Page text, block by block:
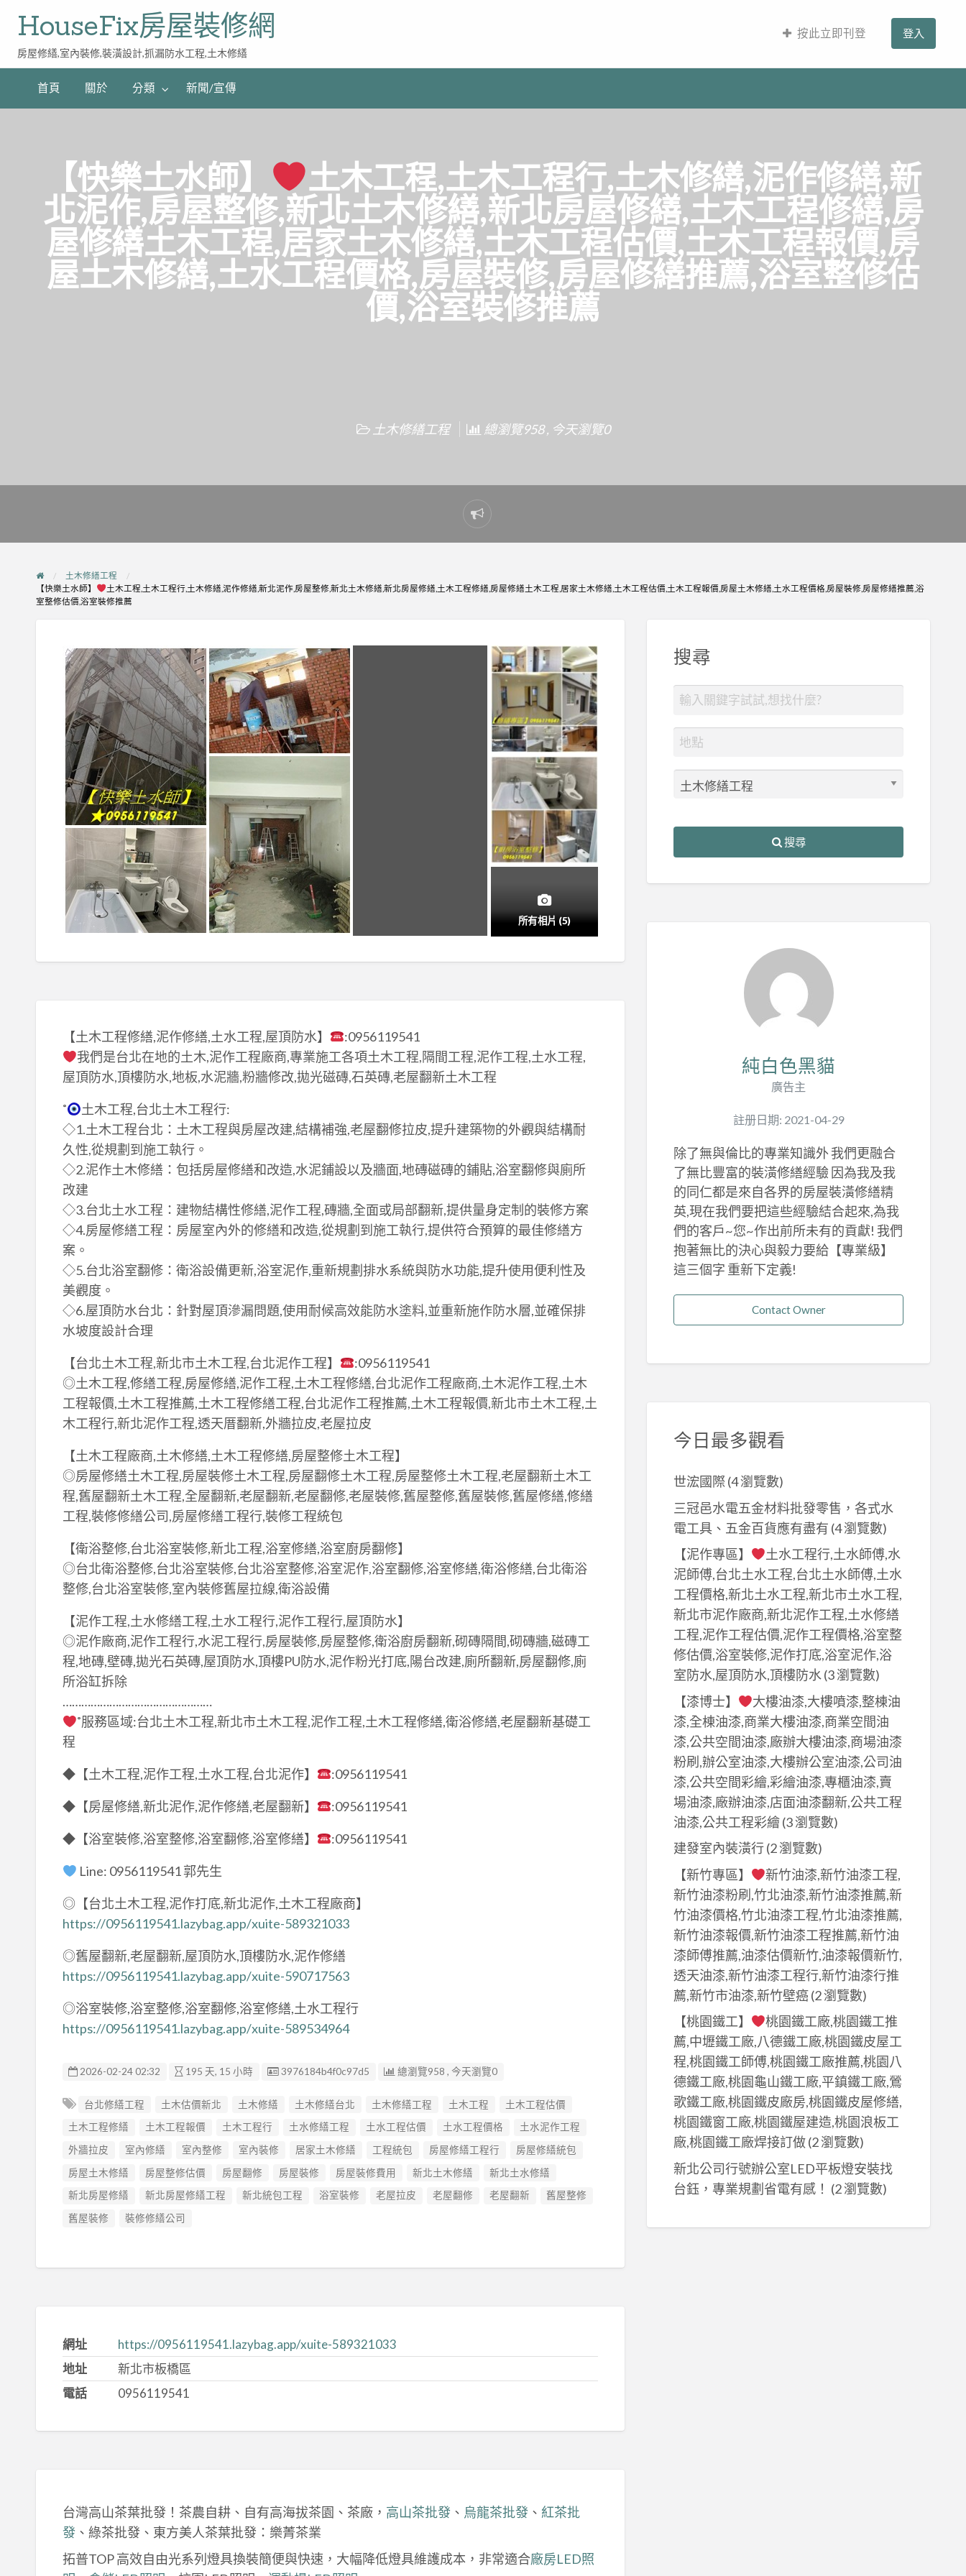
HouseFix房屋裝修網
房屋修繕,室內裝修,裝潢設計,抓漏防水工程,土木修繕
按此立即刊登 登入
首頁 關於 分類 新聞/宣傳
【快樂土水師】
土木工程,土木工程行,土木修繕,泥作修繕,新
北泥作,房屋整修,新北土木修繕,新北房屋修繕,土木工程修繕,房
屋修繕土木工程,居家土木修繕,土木工程估價,土木工程報價,房
屋土木修繕,土水工程價格,房屋裝修,房屋修繕推薦,浴室整修估
價,浴室裝修推薦
土木修繕工程 總瀏覽958 , 今天瀏覽0
Report
problem
土木修繕工程
【快樂土水師】
土木工程,土木工程行,土木修繕,泥作修繕,新北泥作,房屋整修,新北土木修繕,新北房屋修繕,土木工程修繕,房屋修繕土木工程,居家土木修繕,土木工程估價,土木工程報價,房屋土木修繕,土水工程價格,房屋裝修,房屋修繕推薦,浴
室整修估價,浴室裝修推薦
所有相片 (5)
【土木工程修繕,泥作修繕,土水工程,屋頂防水】
:0956119541
我們是台北在地的土木,泥作工程廠商,專業施工各項土木工程,隔間工程,泥作工程,土水工程,
屋頂防水,頂樓防水,地板,水泥牆,粉牆修改,拋光磁磚,石英磚,老屋翻新土木工程
˚
土木工程,台北土木工程行:
◇1.土木工程台北：土木工程與房屋改建,結構補強,老屋翻修拉皮,提升建築物的外觀與結構耐
久性,從規劃到施工執行。
◇2.泥作土木修繕：包括房屋修繕和改造,水泥鋪設以及牆面,地磚磁磚的鋪貼,浴室翻修與廁所
改建
◇3.台北土水工程：建物結構性修繕,泥作工程,磚牆,全面或局部翻新,提供量身定制的裝修方案
◇4.房屋修繕工程：房屋室內外的修繕和改造,從規劃到施工執行,提供符合預算的最佳修繕方
案。
◇5.台北浴室翻修：衛浴設備更新,浴室泥作,重新規劃排水系統與防水功能,提升使用便利性及
美觀度。
◇6.屋頂防水台北：針對屋頂滲漏問題,使用耐候高效能防水塗料,並重新施作防水層,並確保排
水坡度設計合理
【台北土木工程,新北市土木工程,台北泥作工程】
:0956119541
◎土木工程,修繕工程,房屋修繕,泥作工程,土木工程修繕,台北泥作工程廠商,土木泥作工程,土木
工程報價,土木工程推薦,土木工程修繕工程,台北泥作工程推薦,土木工程報價,新北市土木工程,土
木工程行,新北泥作工程,透天厝翻新,外牆拉皮,老屋拉皮
【土木工程廠商,土木修繕,土木工程修繕,房屋整修土木工程】
◎房屋修繕土木工程,房屋裝修土木工程,房屋翻修土木工程,房屋整修土木工程,老屋翻新土木工
程,舊屋翻新土木工程,全屋翻新,老屋翻新,老屋翻修,老屋裝修,舊屋整修,舊屋裝修,舊屋修繕,修繕
工程,裝修修繕公司,房屋修繕工程行,裝修工程統包
【衛浴整修,台北浴室裝修,新北工程,浴室修繕,浴室廚房翻修】
◎台北衛浴整修,台北浴室裝修,台北浴室整修,浴室泥作,浴室翻修,浴室修繕,衛浴修繕,台北衛浴
整修,台北浴室裝修,室內裝修舊屋拉線,衛浴設備
【泥作工程,土水修繕工程,土水工程行,泥作工程行,屋頂防水】
◎泥作廠商,泥作工程行,水泥工程行,房屋裝修,房屋整修,衛浴廚房翻新,砌磚隔間,砌磚牆,磁磚工
程,地磚,壁磚,拋光石英磚,屋頂防水,頂樓PU防水,泥作粉光打底,陽台改建,廁所翻新,房屋翻修,廁
所浴缸拆除
…………………………………………
˚服務區域:台北土木工程,新北市土木工程,泥作工程,土木工程修繕,衛浴修繕,老屋翻新基礎工
程
◆【土木工程,泥作工程,土水工程,台北泥作】 :0956119541
◆【房屋修繕,新北泥作,泥作修繕,老屋翻新】 :0956119541
◆【浴室裝修,浴室整修,浴室翻修,浴室修繕】 :0956119541
Line: 0956119541 郭先生
◎【台北土木工程,泥作打底,新北泥作,土木工程廠商】
https://0956119541.lazybag.app/xuite-589321033
◎舊屋翻新,老屋翻新,屋頂防水,頂樓防水,泥作修繕
https://0956119541.lazybag.app/xuite-590717563
◎浴室裝修,浴室整修,浴室翻修,浴室修繕,土水工程行
https://0956119541.lazybag.app/xuite-589534964
2026-02-24 02:32 195 天, 15 小時 廣告编號
3976184b4f0c97d5 總瀏覽958 , 今天瀏覽0
台北修繕工程 土木估價新北 土木修繕 土木修繕台北 土木修繕工程 土木工程
土木工程估價
土木工程修繕
土木工程報價 土木工程行 土水修繕工程 土水工程估價 土水工程價格
土水泥作工程
外牆拉皮
室內修繕 室內整修 室內裝修 居家土木修繕 工程統包 房屋修繕工程行
房屋修繕統包
房屋土木修繕
房屋整修估價 房屋翻修 房屋裝修 房屋裝修費用 新北土木修繕
新北土水修繕
新北房屋修繕
新北房屋修繕工程 新北統包工程 浴室裝修 老屋拉皮 老屋翻修 老屋翻新
舊屋整修
舊屋裝修
裝修修繕公司
網址
https://0956119541.lazybag.app/xuite-589321033
地址
新北市板橋區
電話
0956119541
台灣高山茶葉批發！茶農自耕、自有高海拔茶園、茶廠， 高山茶批發、 烏龍茶批發、 紅茶批
發、綠茶批發、東方美人茶葉批發：樂菁茶業
拓普TOP 高效自由光系列燈具換裝簡便與快速，大幅降低燈具維護成本，非常適合廠房LED照
搜尋
搜尋
純白色黑貓
廣告主
註册日期: 2021-04-29
除了無與倫比的專業知識外 我們更融合
了無比豐富的裝潢修繕經驗 因為我及我
的同仁都是來自各界的房屋裝潢修繕精
英,現在我們要把這些經驗結合起來,為我
們的客戶~您~作出前所未有的貢獻! 我們
抱著無比的決心與毅力要給【專業級】
這三個字 重新下定義!
Contact Owner
今日最多觀看
世浤國際 (4 瀏覽數)
三冠邑水電五金材料批發零售，各式水
電工具、五金百貨應有盡有 (4 瀏覽數)
【泥作專區】
土水工程行,土水師傅,水
泥師傅,台北土水工程,台北土水師傅,土水
工程價格,新北土水工程,新北市土水工程,
新北市泥作廠商,新北泥作工程,土水修繕
工程,泥作工程估價,泥作工程價格,浴室整
修估價,浴室裝修,泥作打底,浴室泥作,浴
室防水,屋頂防水,頂樓防水(3 瀏覽數)
【漆博士】
大樓油漆,大樓噴漆,整棟油
漆,全棟油漆,商業大樓油漆,商業空間油
漆,公共空間油漆,廠辦大樓油漆,商場油漆
粉刷,辦公室油漆,大樓辦公室油漆,公司油
漆,公共空間彩繪,彩繪油漆,專櫃油漆,賣
場油漆,廠辦油漆,店面油漆翻新,公共工程
油漆,公共工程彩繪(3 瀏覽數)
建發室內裝潢行(2 瀏覽數)
【新竹專區】
新竹油漆,新竹油漆工程,
新竹油漆粉刷,竹北油漆,新竹油漆推薦,新
竹油漆價格,竹北油漆工程,竹北油漆推薦,
新竹油漆報價,新竹油漆工程推薦,新竹油
漆師傅推薦,油漆估價新竹,油漆報價新竹,
透天油漆,新竹油漆工程行,新竹油漆行推
薦,新竹市油漆,新竹壁癌(2 瀏覽數)
【桃園鐵工】
桃園鐵工廠,桃園鐵工推
薦,中壢鐵工廠,八德鐵工廠,桃園鐵皮屋工
程,桃園鐵工師傅,桃園鐵工廠推薦,桃園八
德鐵工廠,桃園龜山鐵工廠,平鎮鐵工廠,鶯
歌鐵工廠,桃園鐵皮廠房,桃園鐵皮屋修繕,
桃園鐵窗工廠,桃園鐵屋建造,桃園浪板工
廠,桃園鐵工廠焊接訂做(2 瀏覽數)
新北公司行號辦公室LED平板燈安裝找
台鈺，專業規劃省電有感！ (2 瀏覽數)